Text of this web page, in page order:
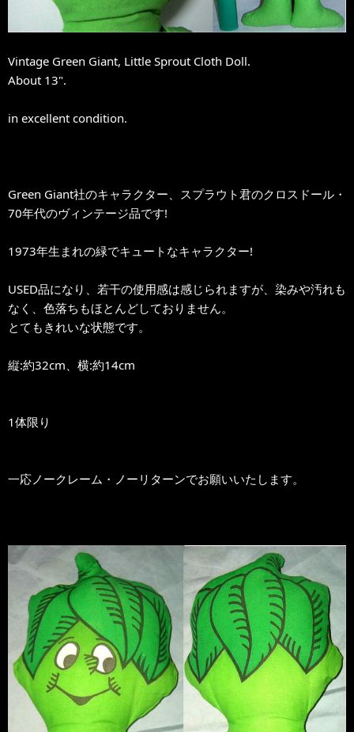
Vintage Green Giant, Little Sprout Cloth Doll.
About 13".
in excellent condition.
Green Giant社のキャラクター、スプラウト君のクロスドール・
70年代のヴィンテージ品です!
1973年生まれの緑でキュートなキャラクター!
USED品になり、若干の使用感は感じられますが、染みや汚れも
なく、色落ちもほとんどしておりません。
とてもきれいな状態です。
縦:約32cm、横:約14cm
1体限り
一応ノークレーム・ノーリターンでお願いいたします。